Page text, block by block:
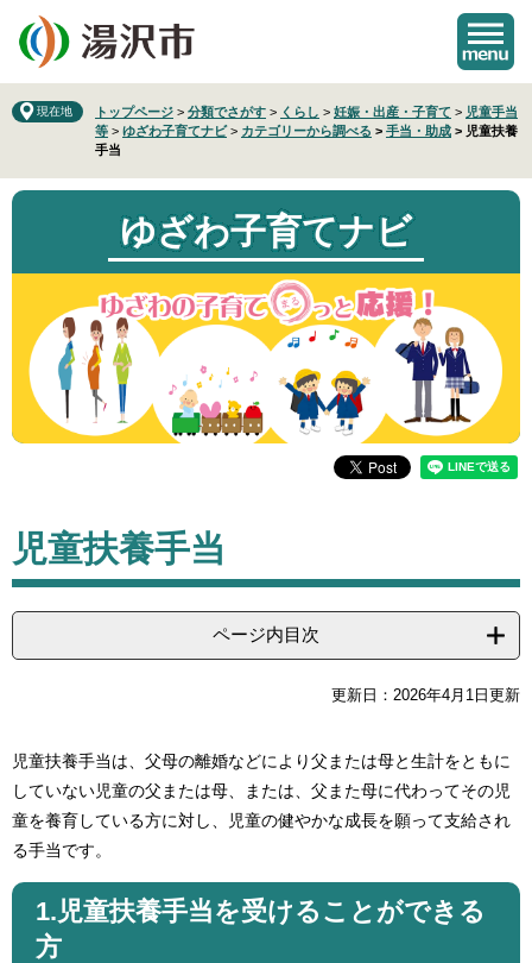
の
先
ー
を
現在地 トップページ > 分類でさがす > くらし > 妊娠・出産・子育て > 児童手当
等 > ゆざわ子育てナビ > カテゴリーから調べる > 手当・助成 > 児童扶養
手当
ゆざわ子育てナビ
児童扶養手当
ページ内目次
更新日：2026年4月1日更新
児童扶養手当は、父母の離婚などにより父または母と生計をともに
していない児童の父または母、または、父また母に代わってその児
童を養育している方に対し、児童の健やかな成長を願って支給され
る手当です。
1.児童扶養手当を受けることができる
方